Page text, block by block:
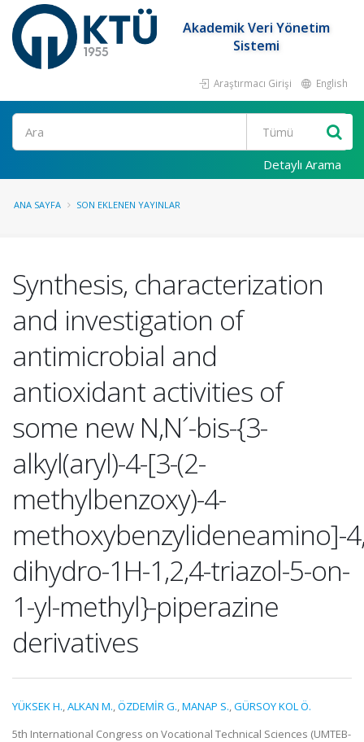
Akademik Veri Yönetim
Sistemi
Araştırmacı Girişi English
Ara
Detaylı Arama
ANA SAYFA SON EKLENEN YAYINLAR
Synthesis, characterization
and investigation of
antimicrobial and
antioxidant activities of
some new N,N´-bis-{3-
alkyl(aryl)-4-[3-(2-
methylbenzoxy)-4-
methoxybenzylideneamino]-
dihydro-1H-1,2,4-triazol-5-on-
1-yl-methyl}-piperazine
derivatives
YÜKSEK H.,ALKAN M.,ÖZDEMİR G.,MANAP S.,GÜRSOY KOL Ö.
5th International Congress on Vocational Technical Sciences (UMTEB-